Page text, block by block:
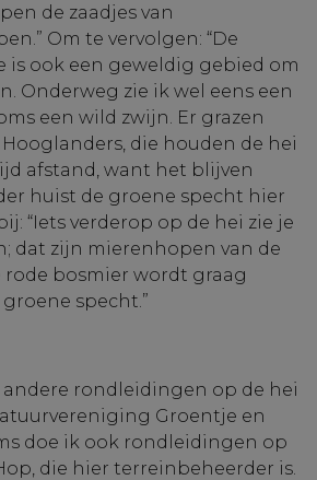
de zaadjes van
Om te vervolgen: “De
is ook een geweldig gebied om
Onderweg zie ik wel eens een
een wild zwijn. Er grazen
die houden de hei
afstand, want het blijven
huist de groene specht hier
“Iets verderop op de hei zie je
dat zijn mierenhopen van de
rode bosmier wordt graag
specht.”
rondleidingen op de hei
Groentje en
doe ik ook rondleidingen op
die hier terreinbeheerder is.